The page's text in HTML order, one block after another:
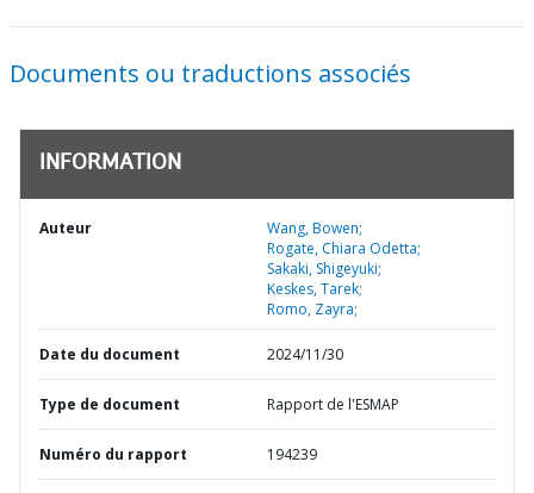
Documents ou traductions associés
INFORMATION
Auteur
Wang, Bowen;
Rogate, Chiara Odetta;
Sakaki, Shigeyuki;
Keskes, Tarek;
Romo, Zayra;
Date du document 2024/11/30
Type de document Rapport de l'ESMAP
Numéro du rapport 194239